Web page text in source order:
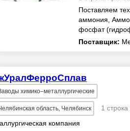
Поставляем
аммония,
фосфат
Моноаммоний
Поставщик:
химико–металлургические
область, Челябинск 1
компания